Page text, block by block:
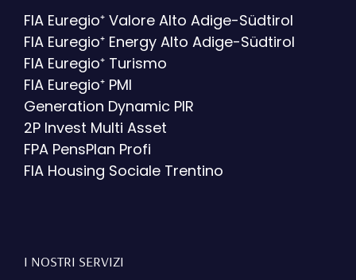
FIA Euregio⁺ Valore Alto Adige-Südtirol
FIA Euregio⁺ Energy Alto Adige-Südtirol
FIA Euregio⁺ Turismo
FIA Euregio⁺ PMI
Generation Dynamic PIR
2P Invest Multi Asset
FPA PensPlan Profi
FIA Housing Sociale Trentino
I NOSTRI SERVIZI